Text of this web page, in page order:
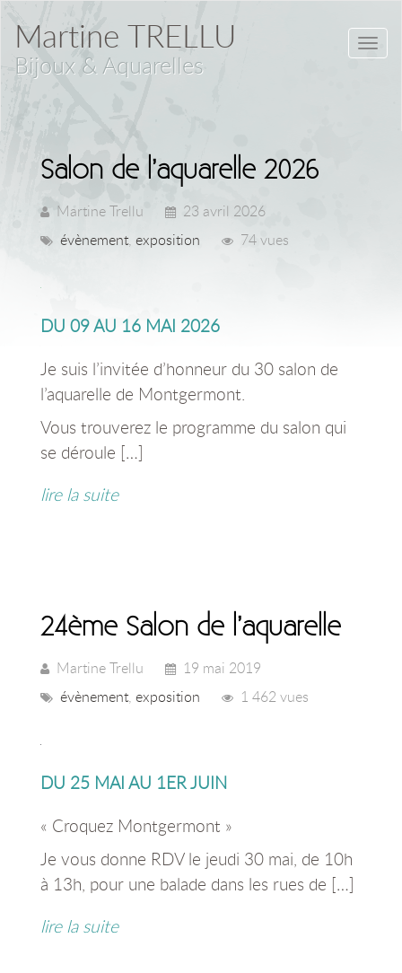
Martine TRELLU
Bijoux & Aquarelles
Salon de l’aquarelle 2026
Martine Trellu
23 avril 2026
évènement, exposition 74 vues
DU 09 AU 16 MAI 2026
Je suis l’invitée d’honneur du 30 salon de
l’aquarelle de Montgermont.
Vous trouverez le programme du salon qui
se déroule […]
lire la suite
24ème Salon de l’aquarelle
Martine Trellu
19 mai 2019
évènement, exposition 1 462 vues
DU 25 MAI AU 1ER JUIN
« Croquez Montgermont »
Je vous donne RDV le jeudi 30 mai, de 10h
à 13h, pour une balade dans les rues de […]
lire la suite